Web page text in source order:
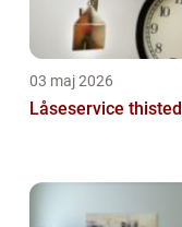
03 maj 2026
Låseservice thisted